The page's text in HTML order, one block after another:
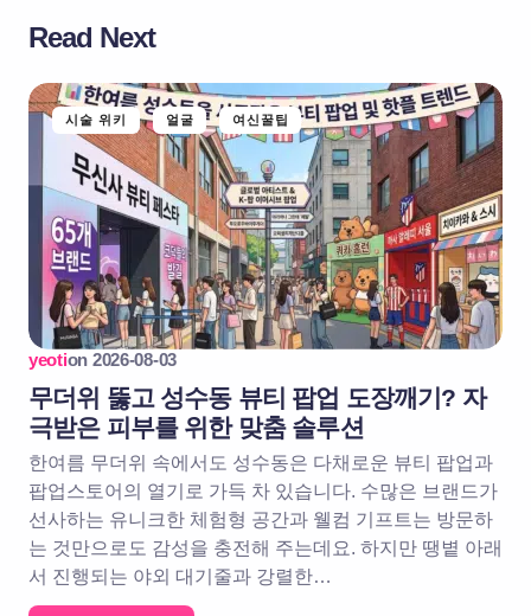
Read Next
시술 위키 얼굴 여신꿀팁
yeotion 2026-08-03
무더위 뚫고 성수동 뷰티 팝업 도장깨기? 자
극받은 피부를 위한 맞춤 솔루션
한여름 무더위 속에서도 성수동은 다채로운 뷰티 팝업과
팝업스토어의 열기로 가득 차 있습니다. 수많은 브랜드가
선사하는 유니크한 체험형 공간과 웰컴 기프트는 방문하
는 것만으로도 감성을 충전해 주는데요. 하지만 땡볕 아래
서 진행되는 야외 대기줄과 강렬한…